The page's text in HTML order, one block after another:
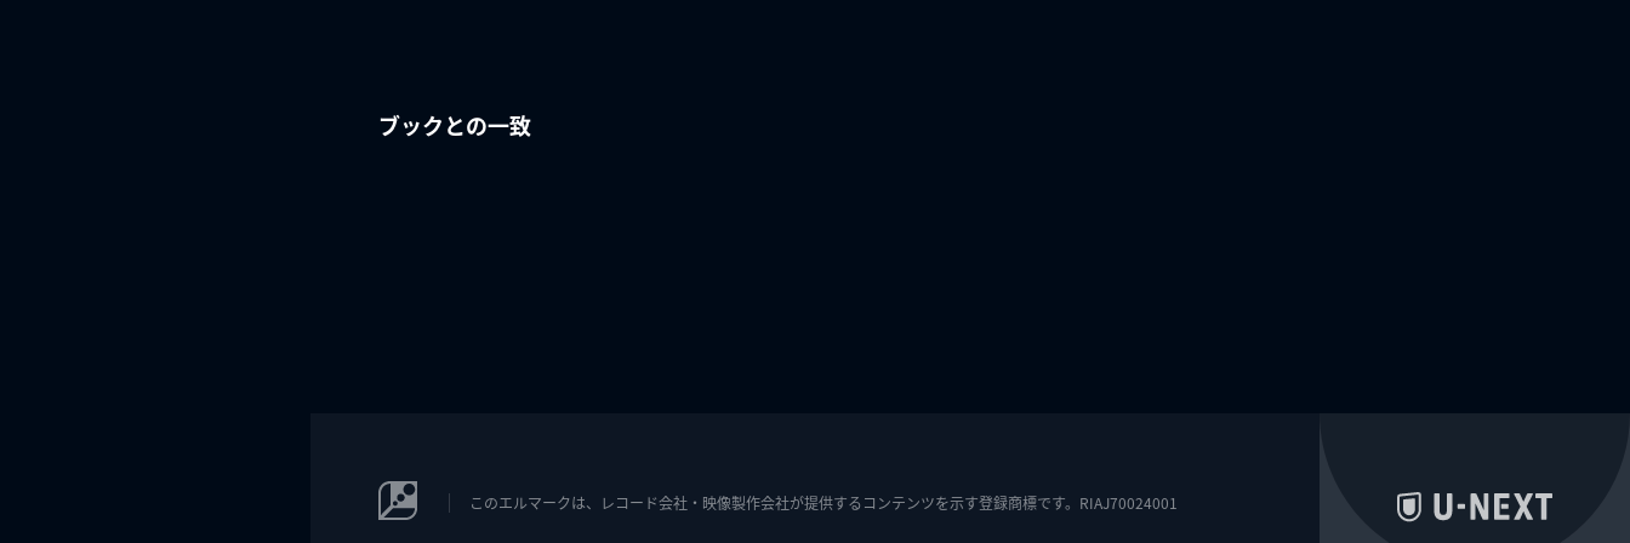
ブックとの一致
このエルマークは、レコード会社・映像製作会社が提供するコンテンツを示す登録商標です。RIAJ70024001